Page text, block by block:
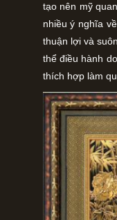
tạo nên mỹ
nhiều ý nghĩa
thuận lợi và
thể điều hành
thích hợp làm